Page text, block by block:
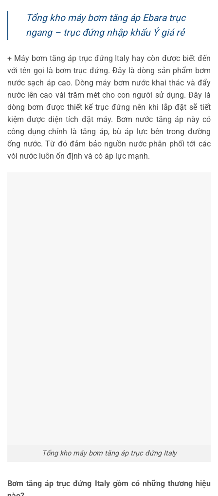
Tổng kho máy bơm tăng áp Ebara trục
ngang – trục đứng nhập khẩu Ý giá rẻ
+ Máy bơm tăng áp trục đứng Italy hay còn được biết đến
với tên gọi là bơm trục đứng. Đây là dòng sản phẩm bơm
nước sạch áp cao. Dòng máy bơm nước khai thác và đẩy
nước lên cao vài trăm mét cho con người sử dụng. Đây là
dòng bơm được thiết kế trục đứng nên khi lắp đặt sẽ tiết
kiệm được diện tích đặt máy. Bơm nước tăng áp này có
công dụng chính là tăng áp, bù áp lực bên trong đường
ống nước. Từ đó đảm bảo nguồn nước phân phối tới các
vòi nước luôn ổn định và có áp lực mạnh.
Tổng kho máy bơm tăng áp trục đứng Italy
Bơm tăng áp trục đứng Italy gồm có những thương hiệu